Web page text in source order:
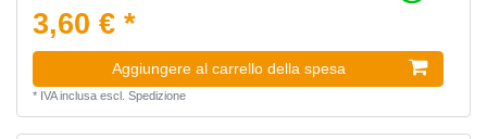
3,60 € *
Aggiungere al carrello della spesa
* IVA inclusaescl. Spedizione